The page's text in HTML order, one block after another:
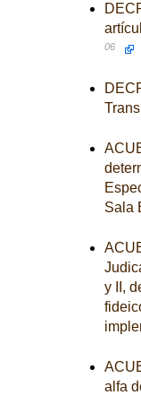
06
Sala
y II,
alfa